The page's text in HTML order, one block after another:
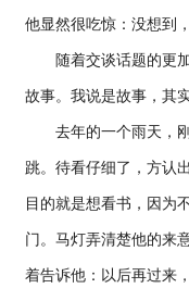
他显然很吃惊：没想到
随着交谈话题的更加
故事。我说是故事，其
去年的一个雨天，刚
跳。待看仔细了，方认
目的就是想看书，因为
门。马灯弄清楚他的来
着告诉他：以后再过来